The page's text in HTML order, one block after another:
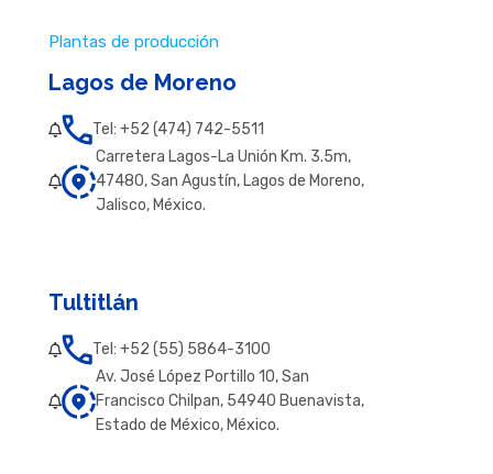
Plantas de producción
Lagos de Moreno
Tel: +52 (474) 742-5511
Carretera Lagos-La Unión Km. 3.5m,
47480, San Agustín, Lagos de Moreno,
Jalisco, México.
Tultitlán
Tel: +52 (55) 5864-3100
Av. José López Portillo 10, San
Francisco Chilpan, 54940 Buenavista,
Estado de México, México.